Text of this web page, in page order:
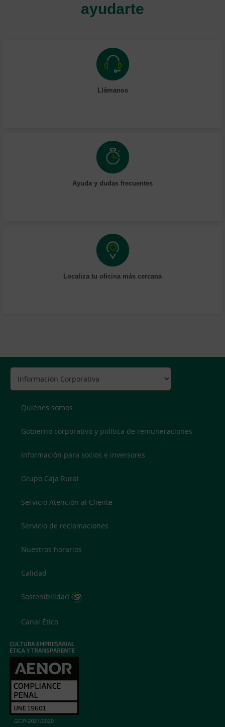
ayudarte
Llámanos
Ayuda y dudas frecuentes
Localiza tu oficina más cercana
Quiénes somos
Gobierno corporativo y política de remuneraciones
Información para socios e inversores
Grupo Caja Rural
Servicio Atención al Cliente
Servicio de reclamaciones
Nuestros horarios
Calidad
Sostenibilidad
Canal Ético